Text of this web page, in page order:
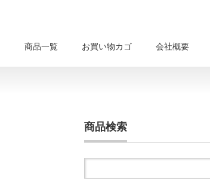
商品一覧 お買い物カゴ 会社概要
商品検索